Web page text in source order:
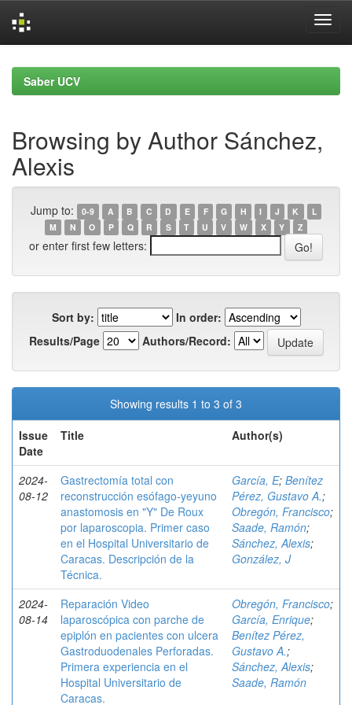
navigationSaber UCV
Browsing by Author Sánchez,
Alexis
Jump to: 0-9 A B C D E F G H I J K
L
M
N O P Q R S T U V W X Y Z
or enter first few letters:
Sort by:
In order:
Results/Page
Authors/Record:
Showing results 1 to 3 of 3
Issue
Date
Title Author(s)
2024-
08-12
Gastrectomía total con
reconstrucción esófago-yeyuno
anastomosis en "Y" De Roux
por laparoscopia. Primer caso
en el Hospital Universitario de
Caracas. Descripción de la
Técnica.
García, E; Benítez
Pérez, Gustavo A.;
Obregón, Francisco;
Saade, Ramón;
Sánchez, Alexis;
González, J
2024-
08-14
Reparación Video
laparoscópica con parche de
epiplón en pacientes con ulcera
Gastroduodenales Perforadas.
Primera experiencia en el
Hospital Universitario de
Caracas.
Obregón, Francisco;
García, Enrique;
Benítez Pérez,
Gustavo A.;
Sánchez, Alexis;
Saade, Ramón